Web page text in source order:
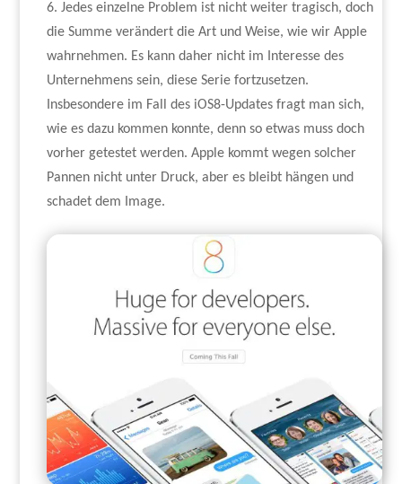
6. Jedes einzelne Problem ist nicht weiter tragisch, doch
die Summe verändert die Art und Weise, wie wir Apple
wahrnehmen. Es kann daher nicht im Interesse des
Unternehmens sein, diese Serie fortzusetzen.
Insbesondere im Fall des iOS8-Updates fragt man sich,
wie es dazu kommen konnte, denn so etwas muss doch
vorher getestet werden. Apple kommt wegen solcher
Pannen nicht unter Druck, aber es bleibt hängen und
schadet dem Image.